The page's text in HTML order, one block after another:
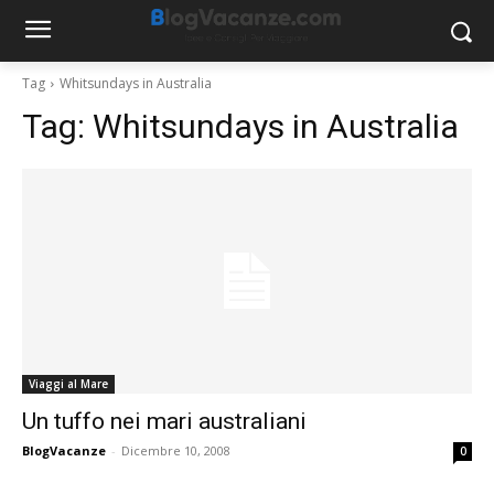
Tag Whitsundays in Australia
Tag: Whitsundays in Australia
Viaggi al Mare
Un tuffo nei mari australiani
BlogVacanze - Dicembre 10, 2008 0